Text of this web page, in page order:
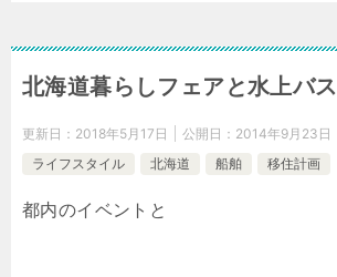
北海道暮らしフェアと水上バス
更新日： 2018年5月17日 公開日： 2014年9月23日
ライフスタイル
北海道 船舶 移住計画
都内のイベントと